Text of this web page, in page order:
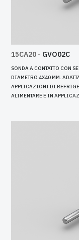
15CA20 - GVO02C
SONDA A CONTATTO CON
DIAMETRO 4X40 MM.
APPLICAZIONI DI
ALIMENTARE E IN